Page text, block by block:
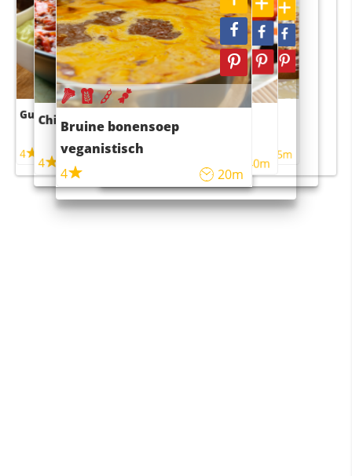
Guacamole
4
Chili con carne
4
Bruine bonensoep
veganistisch
4
20m
Sushi rijstsalade
maaltijdsalade
40m
4 55m